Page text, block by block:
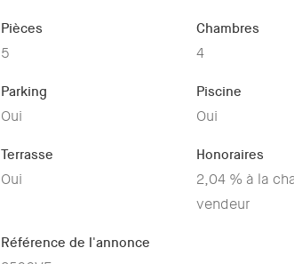
Pièces
5
Chambres
4
Parking
Oui
Piscine
Oui
Terrasse
Oui
Honoraires
2,04 % à la
vendeur
Référence de l'annonce